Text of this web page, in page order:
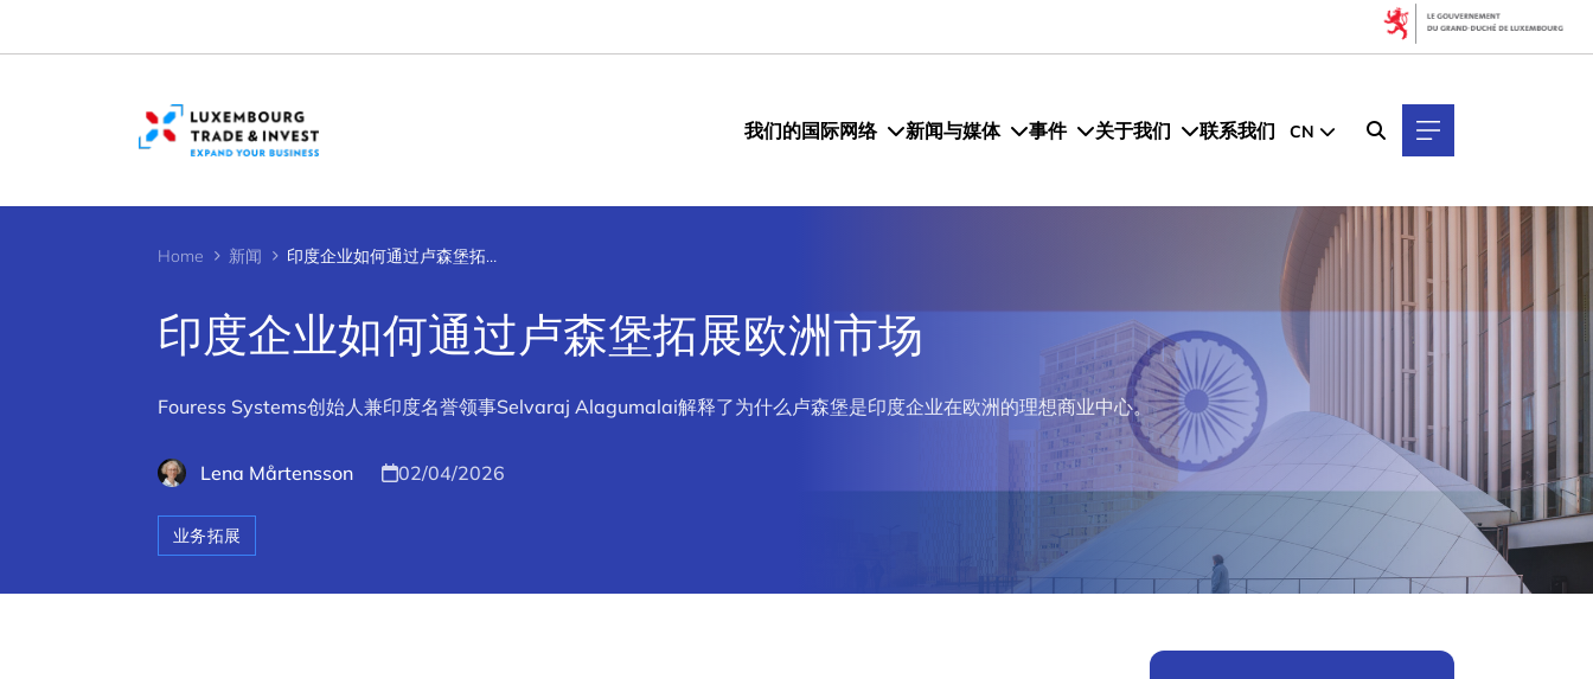
我们的国际网络 新闻与媒体 事件 关于我们 联系我们 CN
Home 新闻 印度企业如何通过卢森堡拓展欧洲市场
印度企业如何通过卢森堡拓展欧洲市场
Fouress Systems创始人兼印度名誉领事Selvaraj Alagumalai解释了为什么卢森堡是印度企业在欧洲的理想商业中心。
Lena Mårtensson 02/04/2026
业务拓展